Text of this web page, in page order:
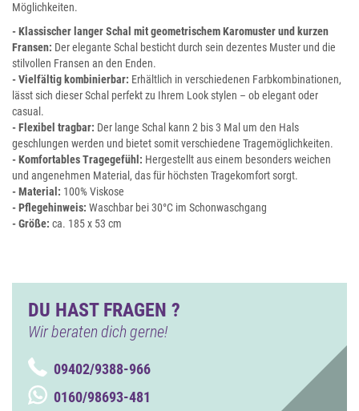
Möglichkeiten.
- Klassischer langer Schal mit geometrischem Karomuster und kurzen
Fransen: Der elegante Schal besticht durch sein dezentes Muster und die
stilvollen Fransen an den Enden.
- Vielfältig kombinierbar: Erhältlich in verschiedenen Farbkombinationen,
lässt sich dieser Schal perfekt zu Ihrem Look stylen – ob elegant oder
casual.
- Flexibel tragbar: Der lange Schal kann 2 bis 3 Mal um den Hals
geschlungen werden und bietet somit verschiedene Tragemöglichkeiten.
- Komfortables Tragegefühl: Hergestellt aus einem besonders weichen
und angenehmen Material, das für höchsten Tragekomfort sorgt.
- Material: 100% Viskose
- Pflegehinweis: Waschbar bei 30°C im Schonwaschgang
- Größe: ca. 185 x 53 cm
DU HAST FRAGEN ?
Wir beraten dich gerne!
09402/9388-966
0160/98693-481